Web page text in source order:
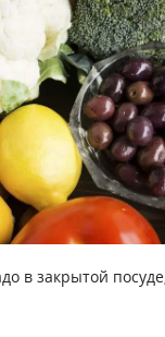
в закрытой